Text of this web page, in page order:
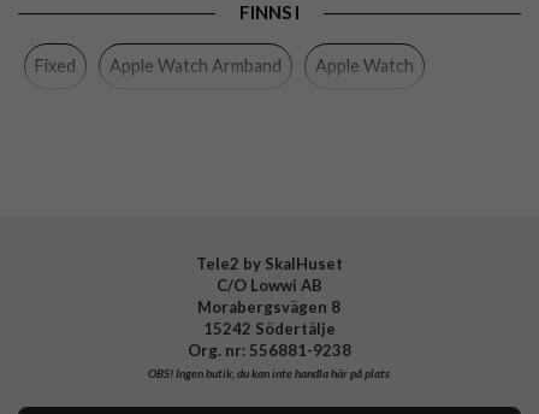
Egenskaper Magnetstängning
FINNS I
Fixed Apple Watch Armband Apple Watch
Tele2 by SkalHuset
C/O Lowwi AB
Morabergsvägen 8
15242 Södertälje
Org. nr: 556881-9238
OBS!Ingen butik, du kan inte handla här på plats